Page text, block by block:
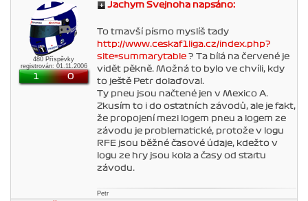
480 Příspěvky
registrován: 01.11.2006
1 0
Jachym Svejnoha napsáno:
To tmavší písmo myslíš tady
http://www.ceskaf1liga.cz/index.php?
site=summarytable ? Ta bílá na červené je
vidět pěkně. Možná to bylo ve chvíli, kdy
to ještě Petr dolaďoval.
Ty pneu jsou načtené jen v Mexico A.
Zkusím to i do ostatních závodů, ale je fakt,
že propojení mezi logem pneu a logem ze
závodu je problematické, protože v logu
RFE jsou běžné časové údaje, kdežto v
logu ze hry jsou kola a časy od startu
závodu.
Petr